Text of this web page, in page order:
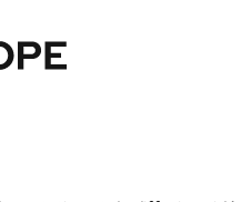
Sport